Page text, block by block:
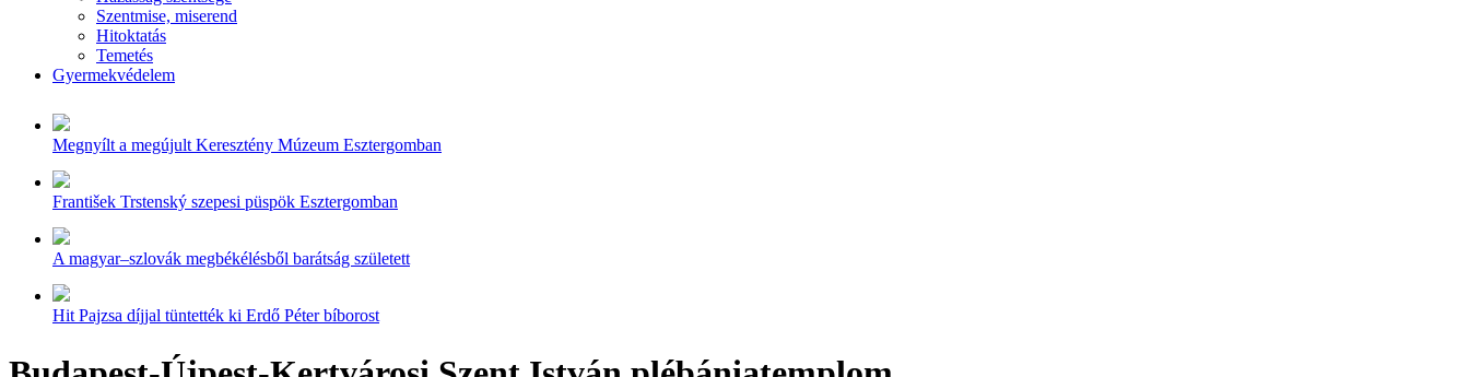
Szentmise, miserend
Hitoktatás
Temetés
Gyermekvédelem
Megnyílt a megújult Keresztény Múzeum Esztergomban
František Trstenský szepesi püspök Esztergomban
A magyar–szlovák megbékélésből barátság született
Hit Pajzsa díjjal tüntették ki Erdő Péter bíborost